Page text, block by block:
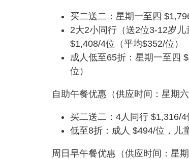
买二送二：星期一至四
2大2小同行（送2位3-12岁
$1,408/4位（平均$352/位）
成人低至65折：星期一至四
位）
自助午餐优惠（供应时间：星期
买二送二：4人同行 $1,316/4
低至8折：成人 $494/位，儿
周日早午餐优惠（供应时间：星